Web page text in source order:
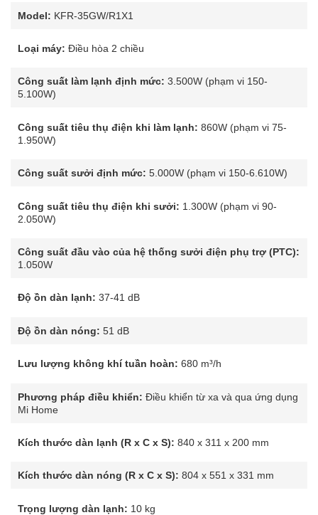
Model: KFR-35GW/R1X1
Loại máy: Điều hòa 2 chiều
Công suất làm lạnh định mức: 3.500W (phạm vi 150-
5.100W)
Công suất tiêu thụ điện khi làm lạnh: 860W (phạm vi 75-
1.950W)
Công suất sưởi định mức: 5.000W (phạm vi 150-6.610W)
Công suất tiêu thụ điện khi sưởi: 1.300W (phạm vi 90-
2.050W)
Công suất đầu vào của hệ thống sưởi điện phụ trợ (PTC):
1.050W
Độ ồn dàn lạnh: 37-41 dB
Độ ồn dàn nóng: 51 dB
Lưu lượng không khí tuần hoàn: 680 m³/h
Phương pháp điều khiển: Điều khiển từ xa và qua ứng dụng
Mi Home
Kích thước dàn lạnh (R x C x S): 840 x 311 x 200 mm
Kích thước dàn nóng (R x C x S): 804 x 551 x 331 mm
Trọng lượng dàn lạnh: 10 kg